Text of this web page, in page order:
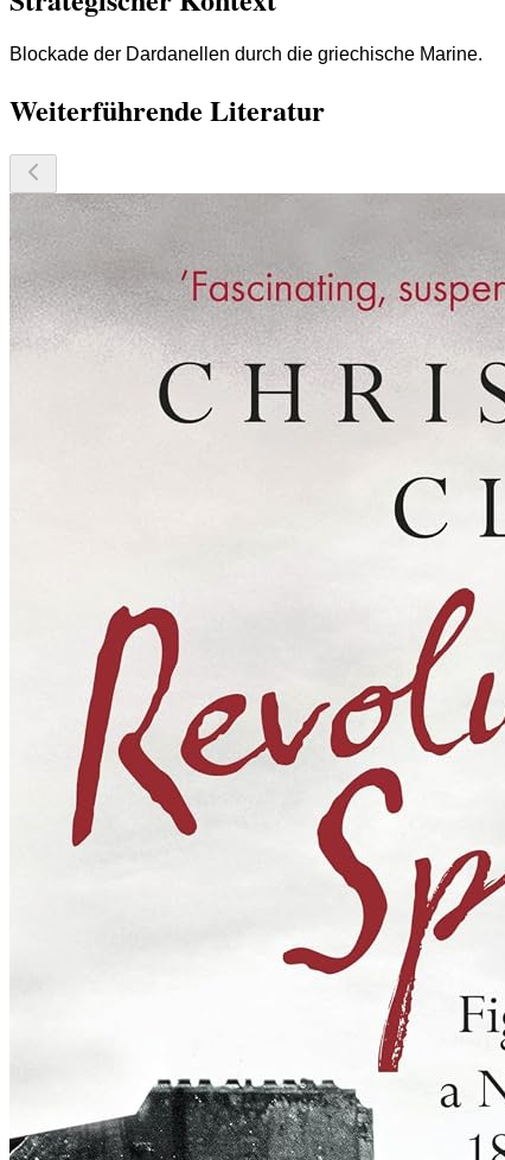
Blockade der Dardanellen durch die griechische Marine.
Weiterführende Literatur